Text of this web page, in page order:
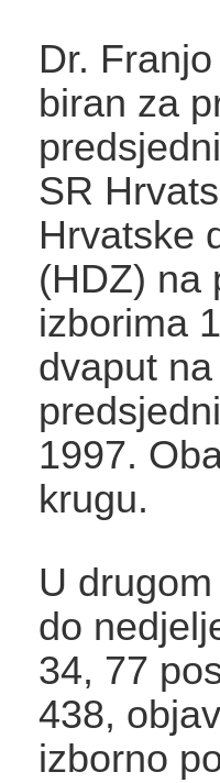
Dr.
biran za
SR
Hrvatske
(HDZ) na
izborima
dvaput
1997.
krugu.
U
do
34, 77
438,
izborno